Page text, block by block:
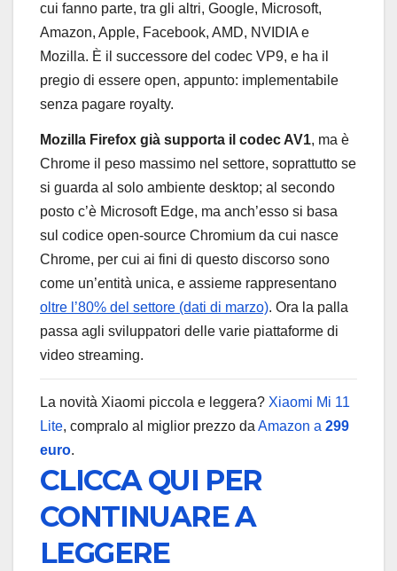
cui fanno parte, tra gli altri, Google, Microsoft,
Amazon, Apple, Facebook, AMD, NVIDIA e
Mozilla. È il successore del codec VP9, e ha il
pregio di essere open, appunto: implementabile
senza pagare royalty.
Mozilla Firefox già supporta il codec AV1, ma è
Chrome il peso massimo nel settore, soprattutto se
si guarda al solo ambiente desktop; al secondo
posto c’è Microsoft Edge, ma anch’esso si basa
sul codice open-source Chromium da cui nasce
Chrome, per cui ai fini di questo discorso sono
come un’entità unica, e assieme rappresentano
oltre l’80% del settore (dati di marzo). Ora la palla
passa agli sviluppatori delle varie piattaforme di
video streaming.
La novità Xiaomi piccola e leggera? Xiaomi Mi 11
Lite, compralo al miglior prezzo daAmazon a 299
euro.
CLICCA QUI PER
CONTINUARE A
LEGGERE